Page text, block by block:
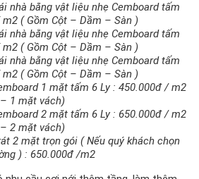
nhà bằng vật liệu nhẹ Cemboard tấm
m2 ( Gồm Cột – Dầm – Sàn )
nhà bằng vật liệu nhẹ Cemboard tấm
m2 ( Gồm Cột – Dầm – Sàn )
nhà bằng vật liệu nhẹ Cemboard tấm
( Gồm Cột – Dầm – Sàn )
1 mặt tấm 6 Ly : 450.000đ / m2
1 mặt vách)
2 mặt tấm 6 Ly : 650.000đ / m2
2 mặt vách)
2 mặt trọn gói ( Nếu quý khách chọn
) : 650.000đ /m2